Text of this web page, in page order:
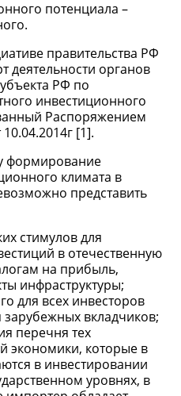
потенциала –
правительства РФ
деятельности органов
РФ по
инвестиционного
Распоряжением
[1].
формирование
климата в
представить
стимулов для
в отечественную
на прибыль,
инфраструктуры;
для всех инвесторов
вкладчиков;
перечня тех
экономики, которые в
в инвестировании
уровнях, в